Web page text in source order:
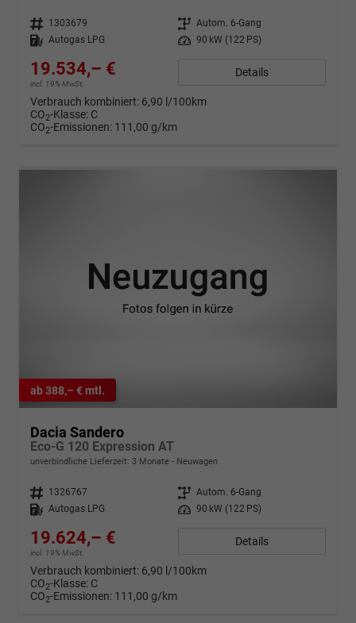
Fahrzeugnr. 1303679 Getriebe Autom. 6-Gang
Kraftstoff Autogas LPG Leistung 90 kW (122 PS)
19.534,– €
incl. 19% MwSt.
Details
Verbrauch kombiniert: 6,90 l/100km
CO2-Klasse: C
CO2-Emissionen: 111,00 g/km
ab 388,– € mtl.
Dacia Sandero
Eco-G 120 Expression AT
unverbindliche Lieferzeit: 3 Monate Neuwagen
Fahrzeugnr. 1326767 Getriebe Autom. 6-Gang
Kraftstoff Autogas LPG Leistung 90 kW (122 PS)
19.624,– €
incl. 19% MwSt.
Details
Verbrauch kombiniert: 6,90 l/100km
CO2-Klasse: C
CO2-Emissionen: 111,00 g/km